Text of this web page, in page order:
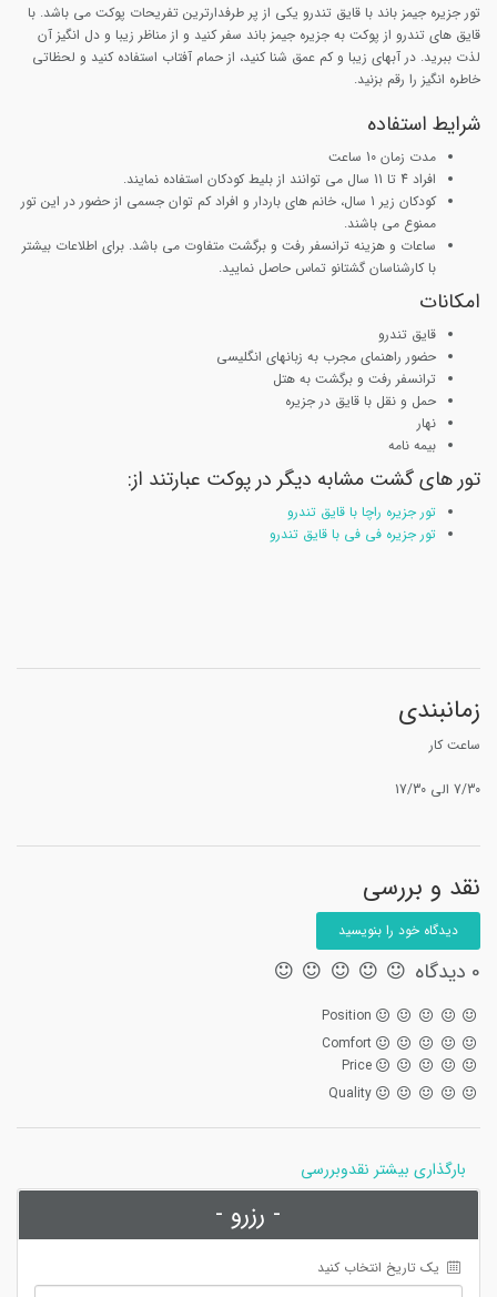
تور جزیره جیمز باند با قایق تندرو یکی از پر طرفدارترین تفریحات پوکت می باشد. با
قایق های تندرو از پوکت به جزیره جیمز باند سفر کنید و از مناظر زیبا و دل انگیز آن
لذت ببرید. در آبهای زیبا و کم عمق شنا کنید، از حمام آفتاب استفاده کنید و لحظاتی
خاطره انگیز را رقم بزنید.
شرایط استفاده
مدت زمان 10 ساعت
افراد 4 تا 11 سال می توانند از بلیط کودکان استفاده نمایند.
کودکان زیر 1 سال، خانم های باردار و افراد کم توان جسمی از حضور در این تور
ممنوع می باشند.
ساعات و هزینه ترانسفر رفت و برگشت متفاوت می باشد. برای اطلاعات بیشتر
با کارشناسان گشتانو تماس حاصل نمایید.
امکانات
قایق تندرو
حضور راهنمای مجرب به زبانهای انگلیسی
ترانسفر رفت و برگشت به هتل
حمل و نقل با قایق در جزیره
نهار
بیمه نامه
تور های گشت مشابه دیگر در پوکت عبارتند از:
تور جزیره راچا با قایق تندرو
تور جزیره فی فی با قایق تندرو
زمانبندی
ساعت کار
7/30 الی 17/30
نقد و بررسی
دیدگاه خود را بنویسید
0 دیدگاه
Position
Comfort
Price
Quality
بارگذاری بیشتر نقدوبررسی
- رزرو -
یک تاریخ انتخاب کنید